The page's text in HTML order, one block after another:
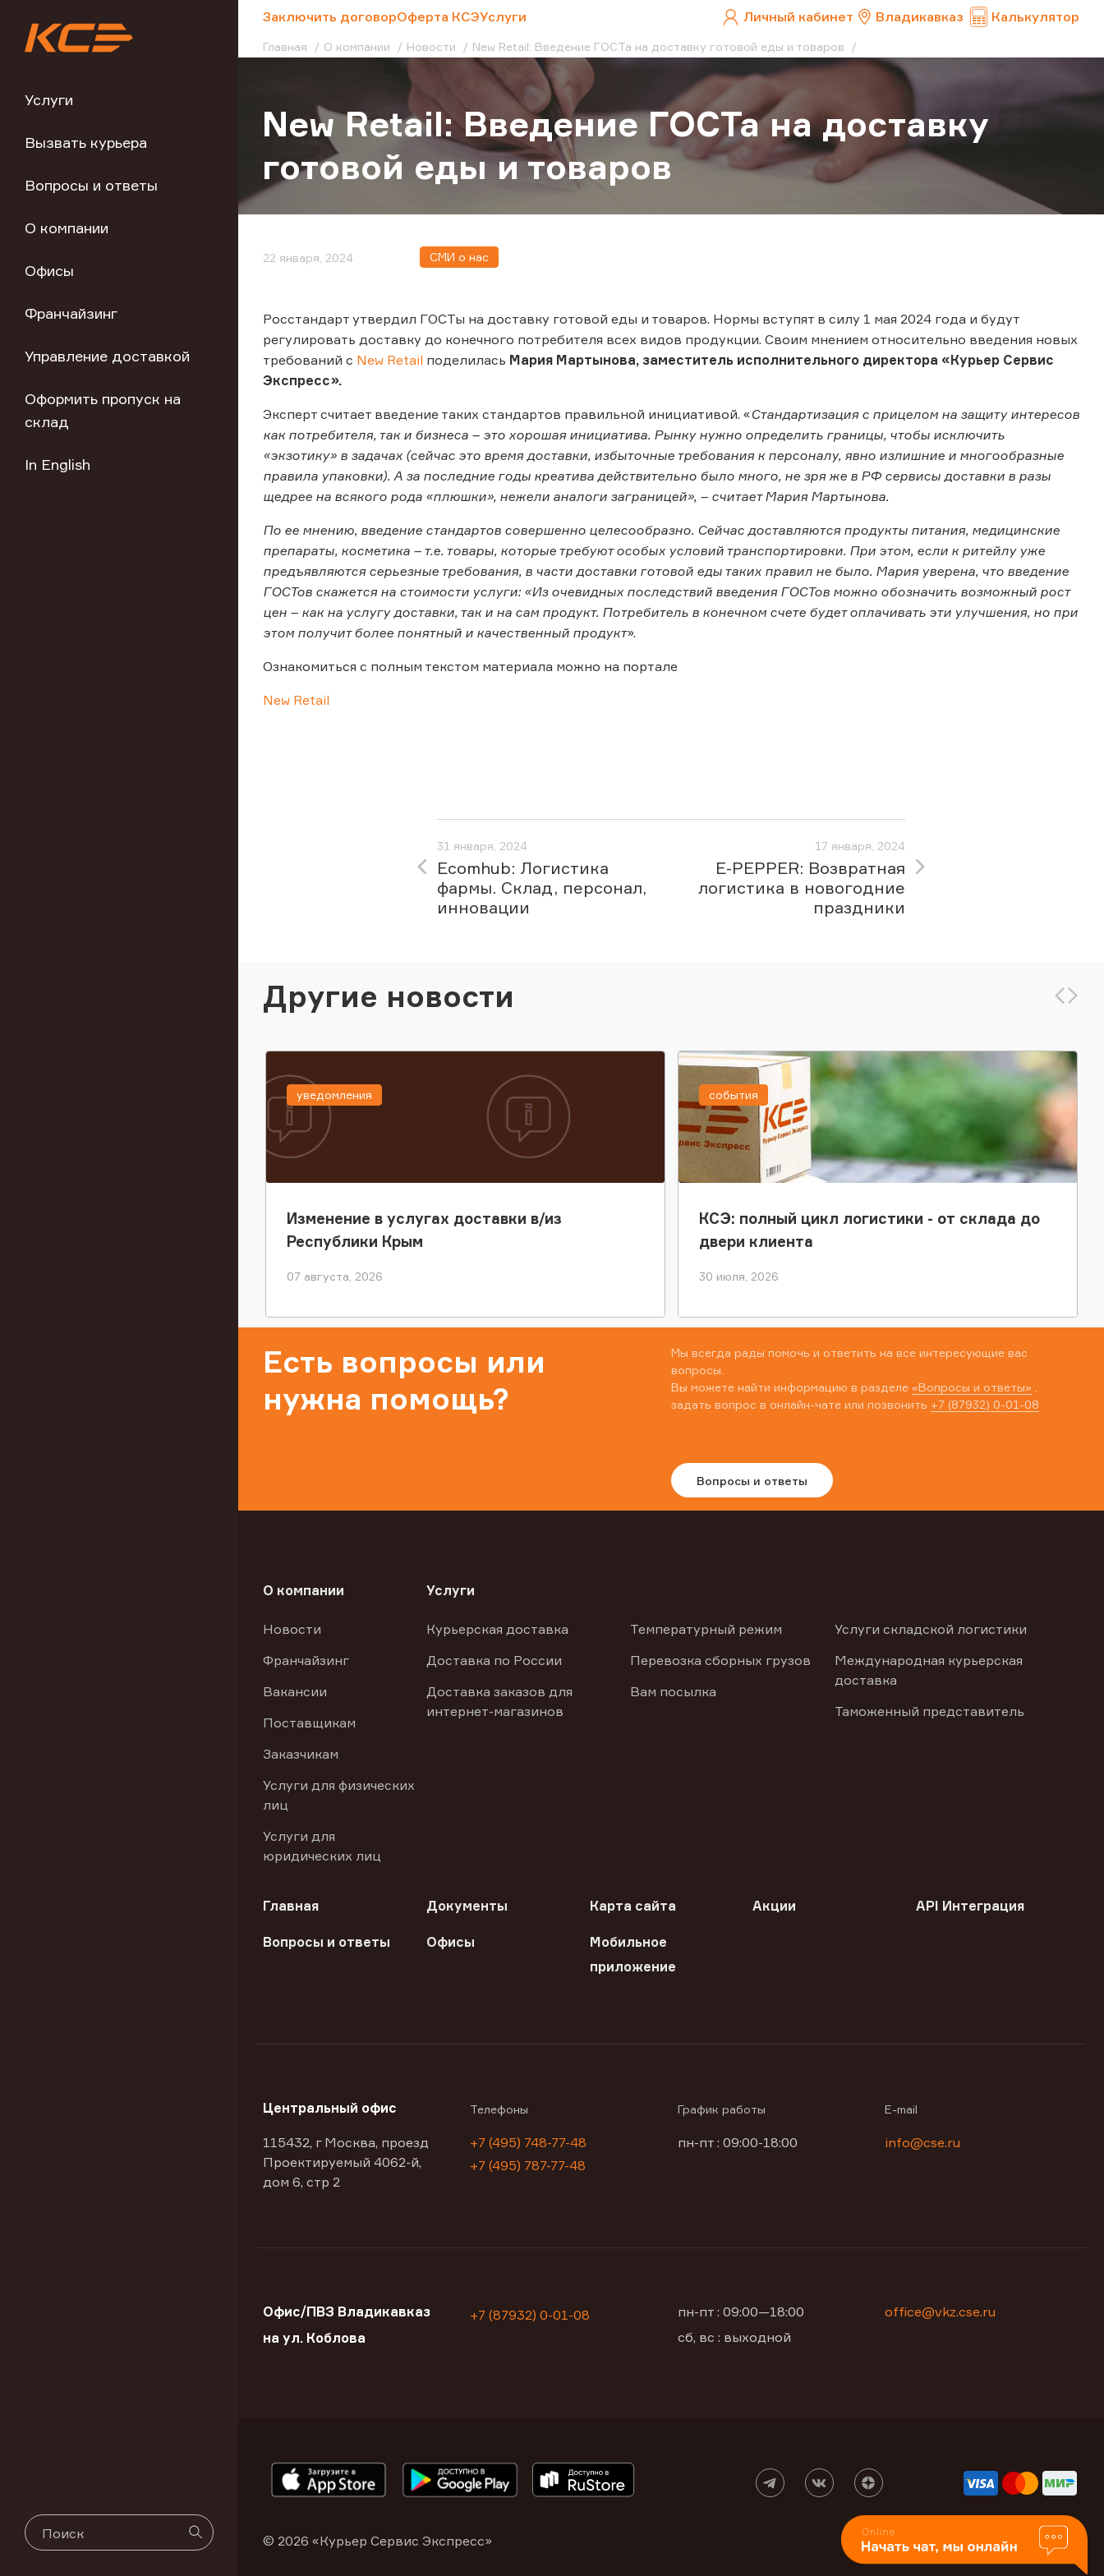
Услуги
Вызвать курьера
Вопросы и ответы
О компании
Офисы
Франчайзинг
Управление доставкой
Оформить пропуск на
склад
In English
Заключить договорОферта КСЭУслуги Личный кабинет Владикавказ Калькулятор
Главная О компании Новости New Retail: Введение ГОСТа на доставку готовой еды и товаров
New Retail: Введение ГОСТа на доставку
готовой еды и товаров
22 января, 2024 СМИ о нас
Росстандарт утвердил ГОСТы на доставку готовой еды и товаров. Нормы вступят в силу 1 мая 2024 года и будут
регулировать доставку до конечного потребителя всех видов продукции. Своим мнением относительно введения новых
требований с New Retail поделилась Мария Мартынова, заместитель исполнительного директора «Курьер Сервис
Экспресс».
Эксперт считает введение таких стандартов правильной инициативой. «Стандартизация с прицелом на защиту интересов
как потребителя, так и бизнеса – это хорошая инициатива. Рынку нужно определить границы, чтобы исключить
«экзотику» в задачах (сейчас это время доставки, избыточные требования к персоналу, явно излишние и многообразные
правила упаковки). А за последние годы креатива действительно было много, не зря же в РФ сервисы доставки в разы
щедрее на всякого рода «плюшки», нежели аналоги заграницей», – считает Мария Мартынова.
По ее мнению, введение стандартов совершенно целесообразно. Сейчас доставляются продукты питания, медицинские
препараты, косметика – т.е. товары, которые требуют особых условий транспортировки. При этом, если к ритейлу уже
предъявляются серьезные требования, в части доставки готовой еды таких правил не было. Мария уверена, что введение
ГОСТов скажется на стоимости услуги: «Из очевидных последствий введения ГОСТов можно обозначить возможный рост
цен – как на услугу доставки, так и на сам продукт. Потребитель в конечном счете будет оплачивать эти улучшения, но при
этом получит более понятный и качественный продукт».
Ознакомиться с полным текстом материала можно на портале
New Retail
31 января, 2024
Ecomhub: Логистика
фармы. Склад, персонал,
инновации
17 января, 2024
E-PEPPER: Возвратная
логистика в новогодние
праздники
Другие новости
Изменение в услугах доставки в/из
Республики Крым
07 августа, 2026
уведомления
КСЭ: полный цикл логистики - от склада до
двери клиента
30 июля, 2026
события
Есть вопросы или
нужна помощь?
Мы всегда рады помочь и ответить на все интересующие вас
вопросы.
Вы можете найти информацию в разделе «Вопросы и ответы»
задать вопрос в онлайн-чате или позвонить +7 (87932) 0-01-08
Вопросы и ответы
О компании
Новости
Франчайзинг
Вакансии
Поставщикам
Заказчикам
Услуги для физических
лиц
Услуги для
юридических лиц
Услуги
Курьерская доставка
Доставка по России
Доставка заказов для
интернет-магазинов
Температурный режим
Перевозка сборных грузов
Вам посылка
Услуги складской логистики
Международная курьерская
доставка
Таможенный представитель
Главная Документы Карта сайта Акции API Интеграция
Вопросы и ответы Офисы
Мобильное
приложение
Центральный офис
115432, г Москва, проезд
Проектируемый 4062-й,
дом 6, стр 2
Телефоны
+7 (495) 748-77-48
+7 (495) 787-77-48
График работы
пн-пт : 09:00-18:00
E-mail
info@cse.ru
Офис/ПВЗ Владикавказ
на ул. Коблова
+7 (87932) 0-01-08
пн-пт : 09:00—18:00
сб, вс : выходной
office@vkz.cse.ru
© 2026 «Курьер Сервис Экспресс»